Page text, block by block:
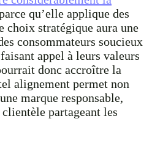
qu’elle applique des
choix stratégique aura une
consommateurs soucieux
appel à leurs valeurs
donc accroître la
alignement permet non
marque responsable,
partageant les